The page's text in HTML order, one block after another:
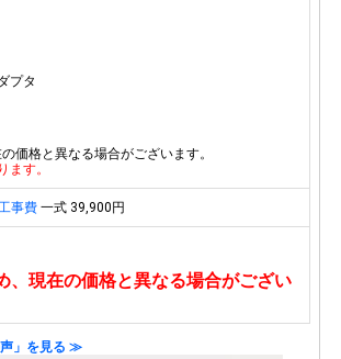
プタ
価格と異なる場合がございます。
ます。
事費一式 39,900円
、現在の価格と異なる場合がござい
」を見る ≫